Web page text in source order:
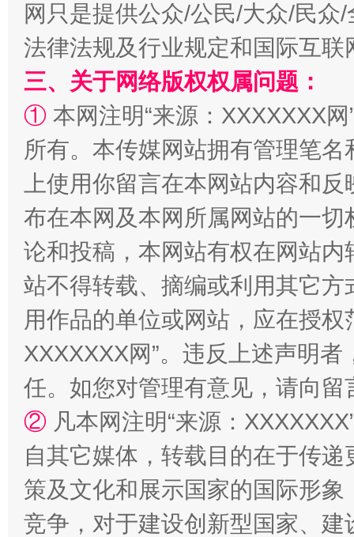
“蜀中异人”王建安的艺术幻境
网只是提供公众/公民/大众/民
法律法规及行业规定和国际互
三、关于网络版权权属问题：
① 本网注明“来源：XXXXXXX
所有。本传媒网站拥有管理笔
上使用你留言在本网站内容和
布在本网及本网所属网站的一
论和投稿，本网站有权在网站
站不得转载、摘编或利用其它
用作品的单位或网站，应在授
XXXXXXX网”。违反上述声明
任。如您对管理有意见，请向
② 凡本网注明“来源：
自其它媒体，转载目的在于传
策及文化和展示国家的国际形
竞争，对于建设创新型国家、